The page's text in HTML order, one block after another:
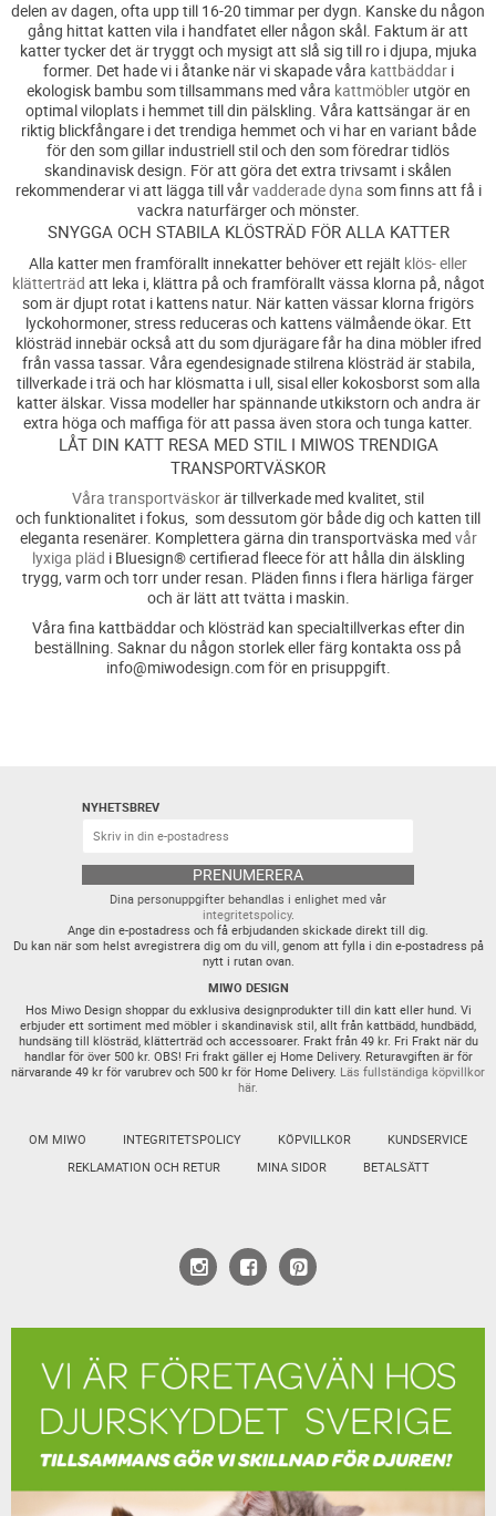
delen av dagen, ofta upp till 16-20 timmar per dygn. Kanske du någon
gång hittat katten vila i handfatet eller någon skål. Faktum är att
katter tycker det är tryggt och mysigt att slå sig till ro i djupa, mjuka
former. Det hade vi i åtanke när vi skapade våra kattbäddari
ekologisk bambu som tillsammans med våra kattmöblerutgör en
optimal viloplats i hemmet till din pälskling. Våra kattsängar är en
riktig blickfångare i det trendiga hemmet och vi har en variant både
för den som gillar industriell stil och den som föredrar tidlös
skandinavisk design. För att göra det extra trivsamt i skålen
rekommenderar vi att lägga till vårvadderade dyna som finns att få i
vackra naturfärger och mönster.
SNYGGA OCH STABILA KLÖSTRÄD FÖR ALLA KATTER
Alla katter men framförallt innekatter behöver ett rejält klös- eller
klätterträd att leka i, klättra på och framförallt vässa klorna på, något
som är djupt rotat i kattens natur. När katten vässar klorna frigörs
lyckohormoner, stress reduceras och kattens välmående ökar. Ett
klösträd innebär också att du som djurägare får ha dina möbler ifred
från vassa tassar. Våra egendesignade stilrena klösträd är stabila,
tillverkade i trä och har klösmatta i ull, sisal eller kokosborst som alla
katter älskar. Vissa modeller har spännande utkikstorn och andra är
extra höga och maffiga för att passa även stora och tunga katter.
LÅT DIN KATT RESA MED STIL I MIWOS TRENDIGA
TRANSPORTVÄSKOR
Våra transportväskorär tillverkade med kvalitet, stil
och funktionalitet i fokus, som dessutom gör både dig och katten till
eleganta resenärer. Komplettera gärna din transportväska med vår
lyxiga pläd i Bluesign® certifierad fleece för att hålla din älskling
trygg, varm och torr under resan. Pläden finns i flera härliga färger
och är lätt att tvätta i maskin.
Våra fina kattbäddar och klösträd kan specialtillverkas efter din
beställning. Saknar du någon storlek eller färg kontakta oss på
info@miwodesign.com för en prisuppgift.
NYHETSBREV
PRENUMERERA
Dina personuppgifter behandlas i enlighet med vår
integritetspolicy.
Ange din e-postadress och få erbjudanden skickade direkt till dig.
Du kan när som helst avregistrera dig om du vill, genom att fylla i din e-postadress på
nytt i rutan ovan.
MIWO DESIGN
Hos Miwo Design shoppar du exklusiva designprodukter till din katt eller hund. Vi
erbjuder ett sortiment med möbler i skandinavisk stil, allt från kattbädd, hundbädd,
hundsäng till klösträd, klätterträd och accessoarer. Frakt från 49 kr. Fri Frakt när du
handlar för över 500 kr. OBS! Fri frakt gäller ej Home Delivery. Returavgiften är för
närvarande 49 kr för varubrev och 500 kr för Home Delivery. Läs fullständiga köpvillkor
här.
OM MIWO INTEGRITETSPOLICY KÖPVILLKOR
KUNDSERVICE
REKLAMATION OCH RETUR
MINA SIDOR BETALSÄTT